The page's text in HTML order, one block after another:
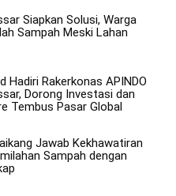
Siapkan Solusi, Warga
Sampah Meski Lahan
Hadiri Rakerkonas APINDO
Dorong Investasi dan
Tembus Pasar Global
Jawab Kekhawatiran
Sampah dengan